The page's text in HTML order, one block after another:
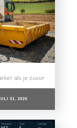
als je zuvor
31, 2026